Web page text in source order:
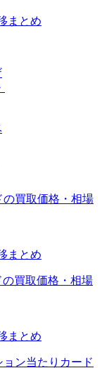
まとめ
まとめ
まとめ